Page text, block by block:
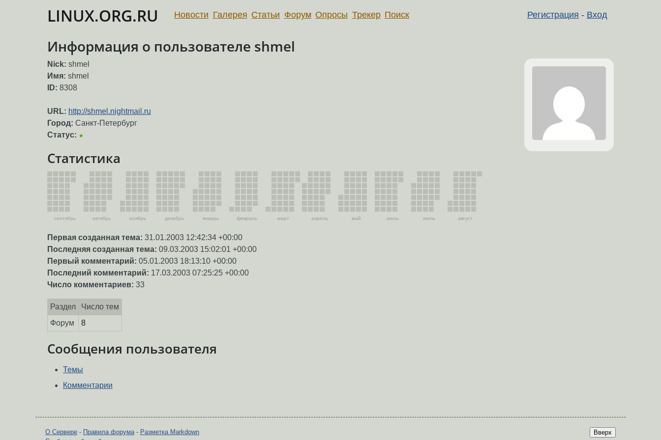
LINUX.ORG.RU Регистрация - Вход
Новости Галерея Статьи Форум Опросы Трекер Поиск
Информация о пользователе shmel
Nick: shmel
Имя: shmel
ID: 8308
URL: http://shmel.nightmail.ru
Город: Санкт-Петербург
Статус: ★
Статистика
сентябрь октябрь ноябрь декабрь январь февраль март апрель май июнь июль август
Первая созданная тема: 31.01.2003 12:42:34 +00:00
Последняя созданная тема: 09.03.2003 15:02:01 +00:00
Первый комментарий: 05.01.2003 18:13:10 +00:00
Последний комментарий: 17.03.2003 07:25:25 +00:00
Число комментариев: 33
Раздел
Число тем
Форум
8
Сообщения пользователя
Темы
Комментарии
Вверх
О Сервере - Правила форума- Разметка Markdown